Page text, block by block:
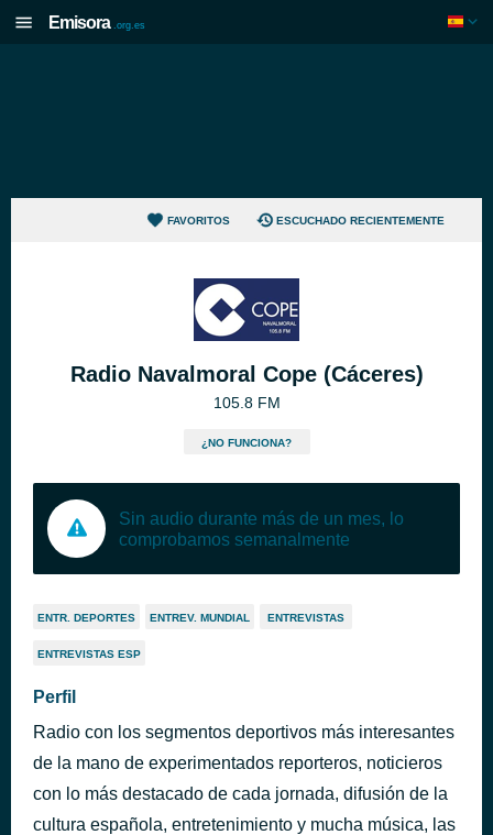
Emisora .org.es
FAVORITOS ESCUCHADO RECIENTEMENTE
Radio Navalmoral Cope (Cáceres)
105.8 FM
¿NO FUNCIONA?
Sin audio durante más de un mes, lo
comprobamos semanalmente
ENTR. DEPORTES ENTREV. MUNDIAL ENTREVISTAS
ENTREVISTAS ESP
Perfil
Radio con los segmentos deportivos más interesantes
de la mano de experimentados reporteros, noticieros
con lo más destacado de cada jornada, difusión de la
cultura española, entretenimiento y mucha música, las